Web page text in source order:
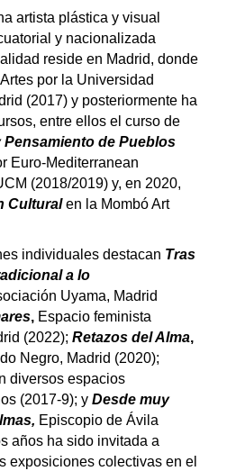
artista plástica y visual
y nacionalizada
reside en Madrid, donde
por la Universidad
(2017) y posteriormente ha
entre ellos el curso de
Pensamiento de Pueblos
Euro-Mediterranean
(2018/2019) y, en 2020,
Culturalen la Mombó Art
individuales destacan Tras
a lo
Uyama, Madrid
, Espacio feminista
(2022);Retazos del Alma,
Negro, Madrid (2020);
diversos espacios
(2017-9); yDesde muy
Episcopio de Ávila
años ha sido invitada a
exposiciones colectivas en el